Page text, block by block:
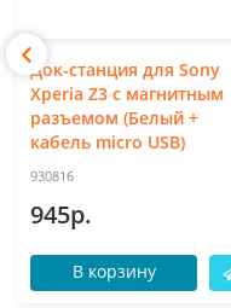
Док-станция для Sony
Xperia Z3 с магнитным
разъемом (Белый +
кабель micro USB)
930816
945р.
В корзину